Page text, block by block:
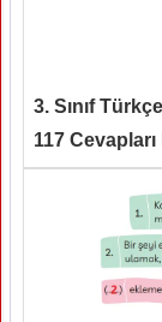
3. Sınıf
117 Cevapları